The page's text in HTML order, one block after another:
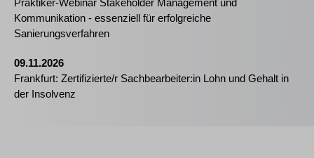
Praktiker-Webinar Stakeholder Management und
Kommunikation - essenziell für erfolgreiche
Sanierungsverfahren
09.11.2026
Frankfurt: Zertifizierte/r Sachbearbeiter:in Lohn und Gehalt in
der Insolvenz